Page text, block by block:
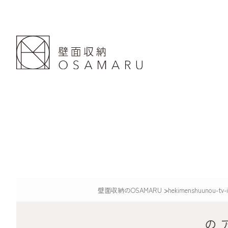
壁面収納のOSAMARU >hekimenshuunou-
の